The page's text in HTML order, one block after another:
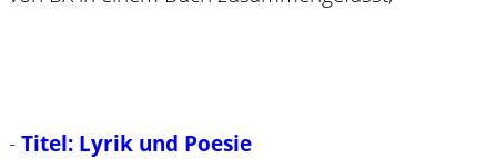
- Titel: Lyrik und Poesie